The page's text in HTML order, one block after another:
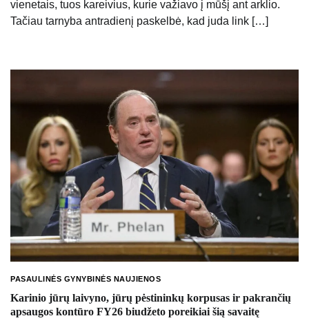
vienetais, tuos kareivius, kurie važiavo į mūšį ant arklio.
Tačiau tarnyba antradienį paskelbė, kad juda link […]
PASAULINĖS GYNYBINĖS NAUJIENOS
Karinio jūrų laivyno, jūrų pėstininkų korpusas ir pakrančių
apsaugos kontūro FY26 biudžeto poreikiai šią savaitę